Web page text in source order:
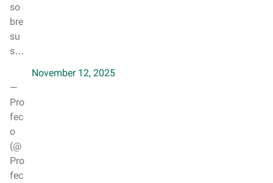
so
bre
su
s…
—
Pro
fec
o
(@
Pro
fec
November 12, 2025